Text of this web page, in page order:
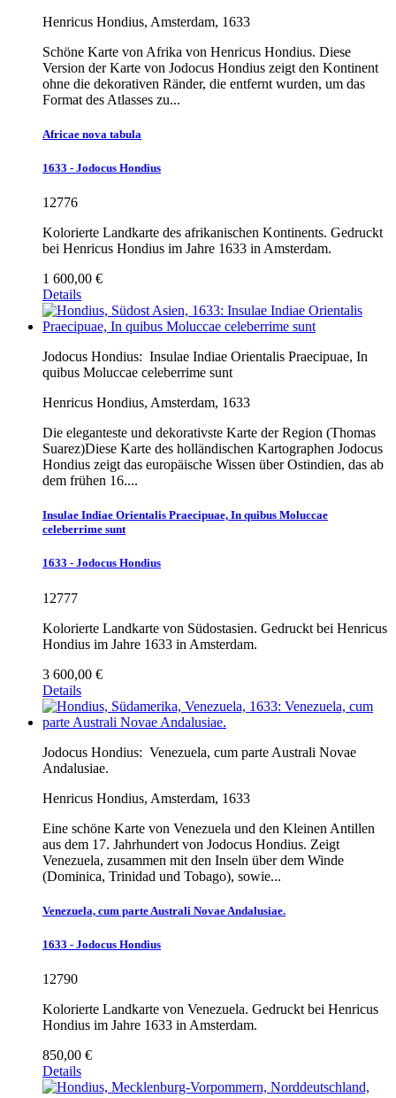
Henricus Hondius, Amsterdam, 1633
Schöne Karte von Afrika von Henricus Hondius. Diese
Version der Karte von Jodocus Hondius zeigt den Kontinent
ohne die dekorativen Ränder, die entfernt wurden, um das
Format des Atlasses zu...
Africae nova tabula
1633 - Jodocus Hondius
12776
Kolorierte Landkarte des afrikanischen Kontinents. Gedruckt
bei Henricus Hondius im Jahre 1633 in Amsterdam.
1 600,00 €
Details
Jodocus Hondius: Insulae Indiae Orientalis Praecipuae, In
quibus Moluccae celeberrime sunt
Henricus Hondius, Amsterdam, 1633
Die eleganteste und dekorativste Karte der Region (Thomas
Suarez)Diese Karte des holländischen Kartographen Jodocus
Hondius zeigt das europäische Wissen über Ostindien, das ab
dem frühen 16....
Insulae Indiae Orientalis Praecipuae, In quibus Moluccae
celeberrime sunt
1633 - Jodocus Hondius
12777
Kolorierte Landkarte von Südostasien. Gedruckt bei Henricus
Hondius im Jahre 1633 in Amsterdam.
3 600,00 €
Details
Jodocus Hondius: Venezuela, cum parte Australi Novae
Andalusiae.
Henricus Hondius, Amsterdam, 1633
Eine schöne Karte von Venezuela und den Kleinen Antillen
aus dem 17. Jahrhundert von Jodocus Hondius. Zeigt
Venezuela, zusammen mit den Inseln über dem Winde
(Dominica, Trinidad und Tobago), sowie...
Venezuela, cum parte Australi Novae Andalusiae.
1633 - Jodocus Hondius
12790
Kolorierte Landkarte von Venezuela. Gedruckt bei Henricus
Hondius im Jahre 1633 in Amsterdam.
850,00 €
Details